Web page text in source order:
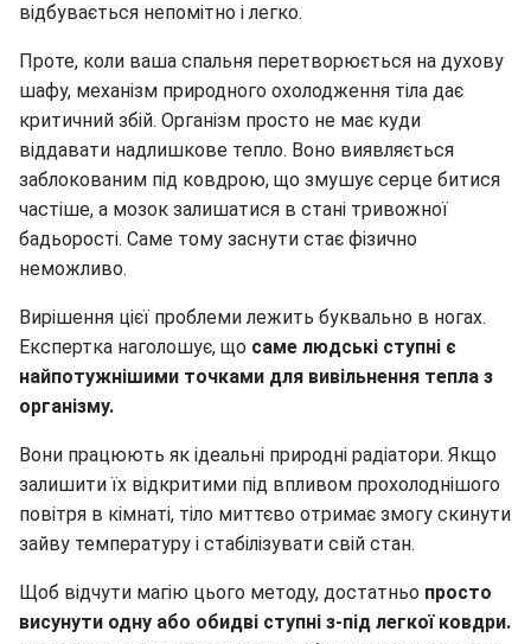
відбувається непомітно і легко.
Проте, коли ваша спальня перетворюється на духову
шафу, механізм природного охолодження тіла дає
критичний збій. Організм просто не має куди
віддавати надлишкове тепло. Воно виявляється
заблокованим під ковдрою, що змушує серце битися
частіше, а мозок залишатися в стані тривожної
бадьорості. Саме тому заснути стає фізично
неможливо.
Вирішення цієї проблеми лежить буквально в ногах.
Експертка наголошує, що саме людські ступні є
найпотужнішими точками для вивільнення тепла з
організму.
Вони працюють як ідеальні природні радіатори. Якщо
залишити їх відкритими під впливом прохолоднішого
повітря в кімнаті, тіло миттєво отримає змогу скинути
зайву температуру і стабілізувати свій стан.
Щоб відчути магію цього методу, достатньо просто
висунути одну або обидві ступні з-під легкої ковдри.